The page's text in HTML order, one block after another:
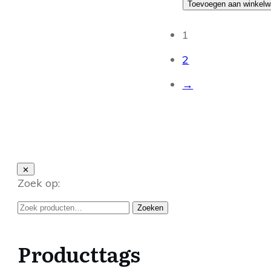
Toevoegen aan
1
2
→
Zoek op:
Zoeken
Zoeken
Producttags